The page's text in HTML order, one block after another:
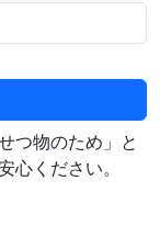
つ物のため」と
心ください。